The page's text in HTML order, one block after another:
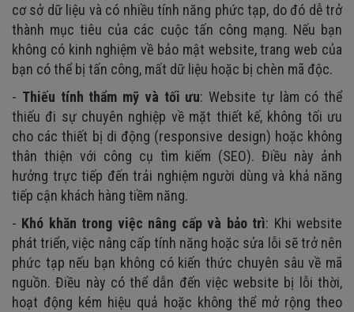
cơ sở dữ liệu và có nhiều tính năng phức tạp, do đó dễ trở
thành mục tiêu của các cuộc tấn công mạng. Nếu bạn
không có kinh nghiệm về bảo mật website, trang web của
bạn có thể bị tấn công, mất dữ liệu hoặc bị chèn mã độc.
- Thiếu tính thẩm mỹ và tối ưu: Website tự làm có thể
thiếu đi sự chuyên nghiệp về mặt thiết kế, không tối ưu
cho các thiết bị di động (responsive design) hoặc không
thân thiện với công cụ tìm kiếm (SEO). Điều này ảnh
hưởng trực tiếp đến trải nghiệm người dùng và khả năng
tiếp cận khách hàng tiềm năng.
- Khó khăn trong việc nâng cấp và bảo trì: Khi website
phát triển, việc nâng cấp tính năng hoặc sửa lỗi sẽ trở nên
phức tạp nếu bạn không có kiến thức chuyên sâu về mã
nguồn. Điều này có thể dẫn đến việc website bị lỗi thời,
hoạt động kém hiệu quả hoặc không thể mở rộng theo